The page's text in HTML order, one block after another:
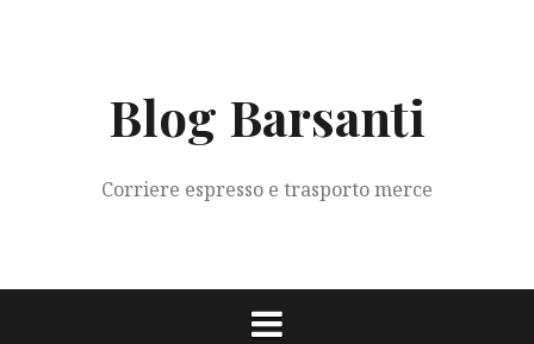
Blog Barsanti
Corriere espresso e trasporto merce